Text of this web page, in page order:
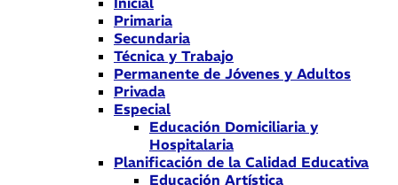
Primaria
Secundaria
Técnica y Trabajo
Permanente de Jóvenes y Adultos
Privada
Especial
Educación Domiciliaria y
Hospitalaria
Planificación de la Calidad Educativa
Educación Artística